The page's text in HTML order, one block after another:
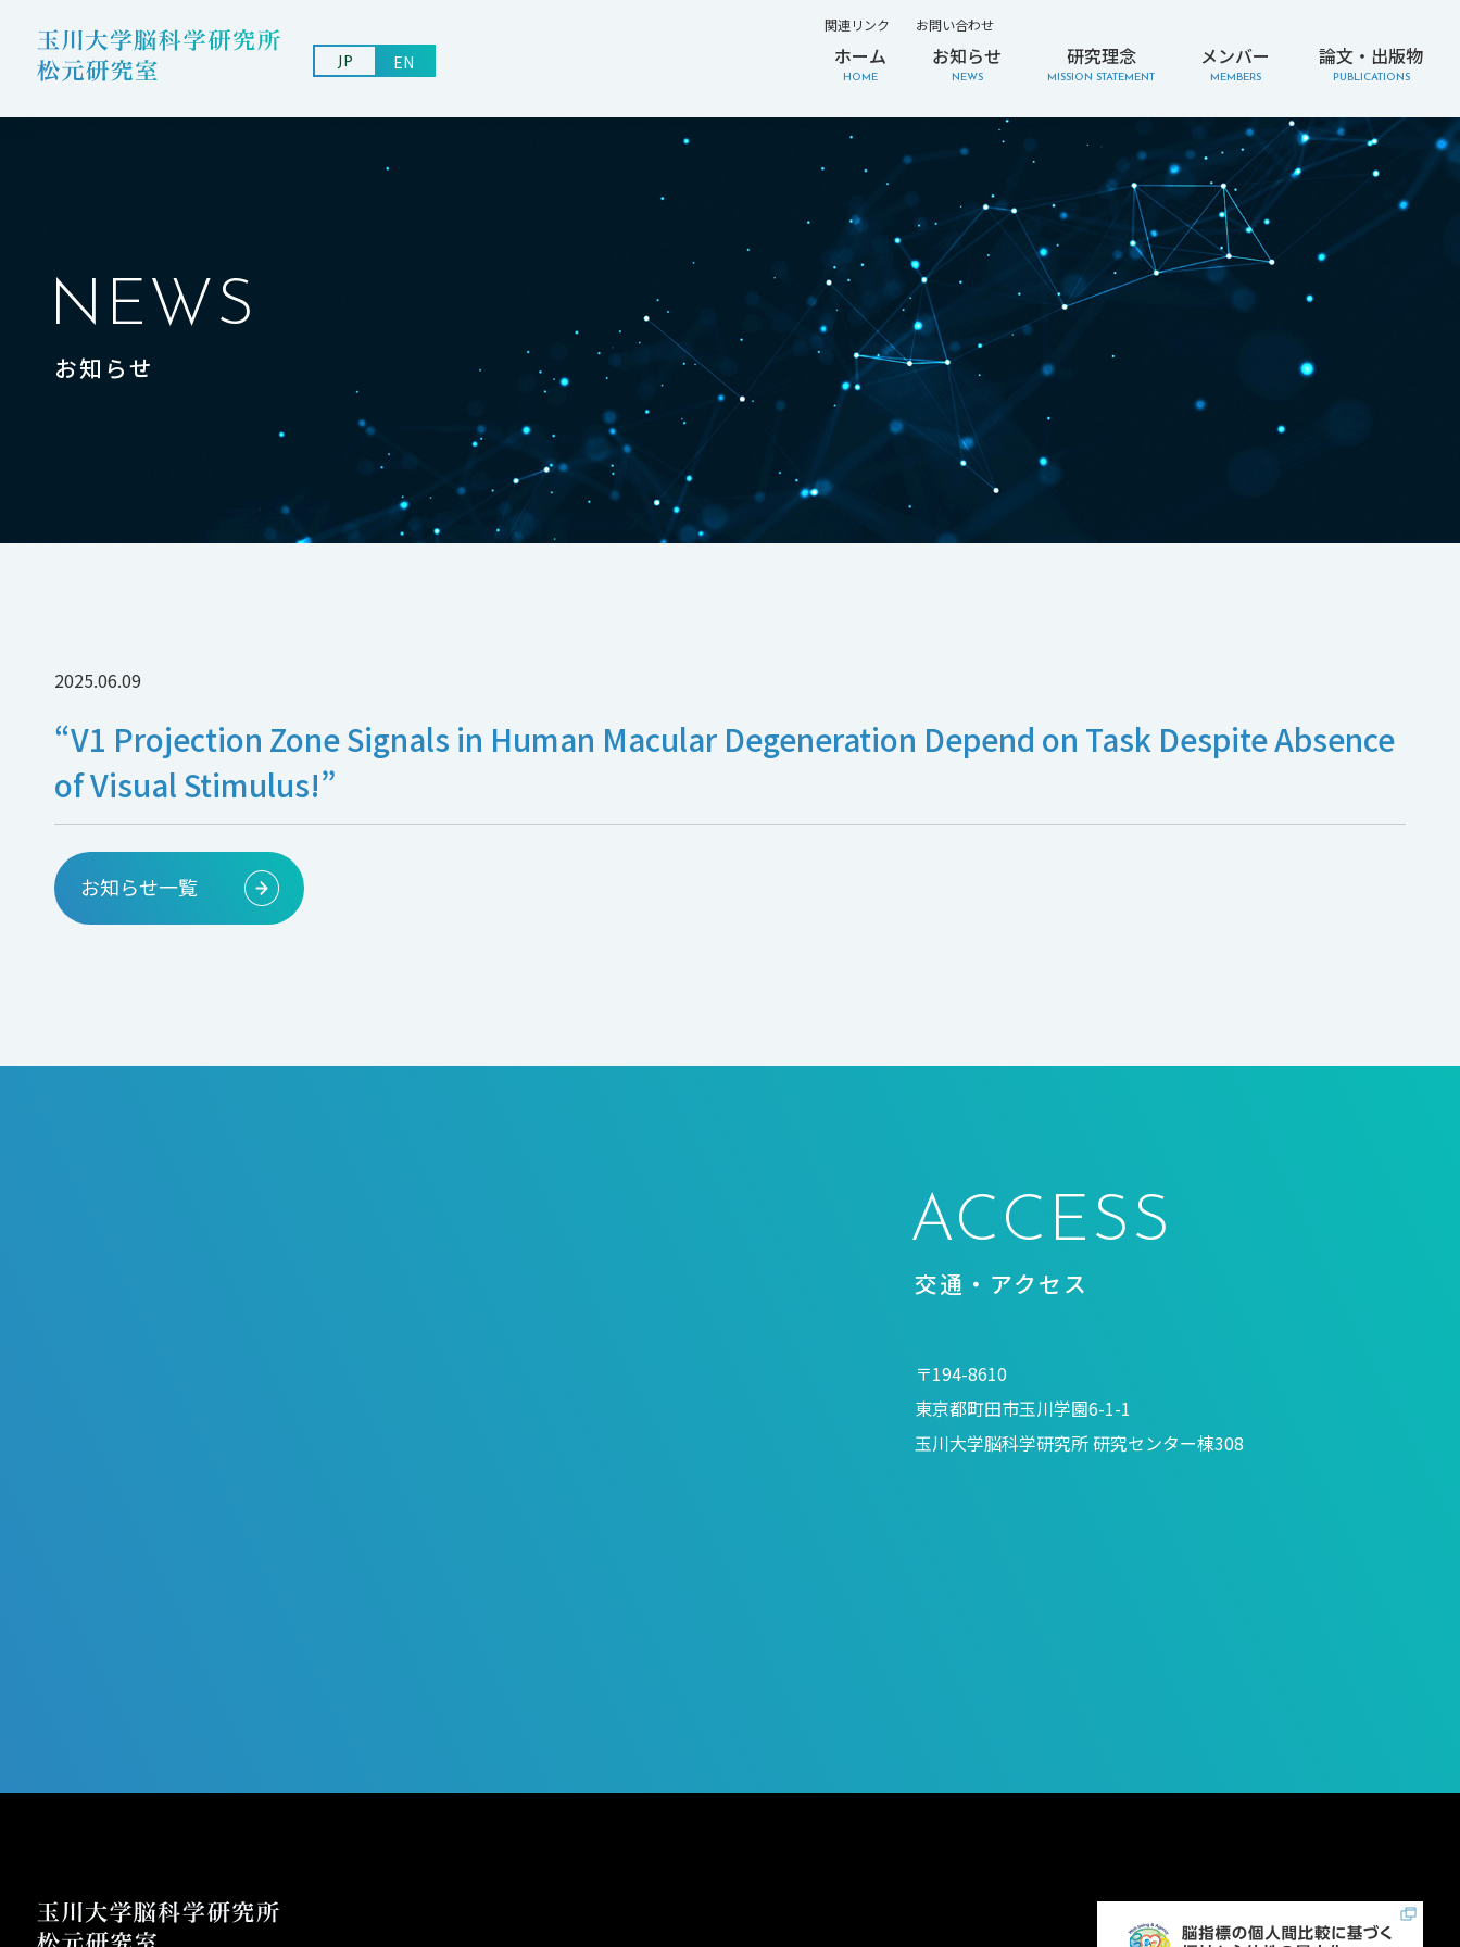
EN
JP
関連リンク お問い合わせ
ホーム
HOME
お知らせ
NEWS
研究理念
MISSION STATEMENT
メンバー
MEMBERS
論文・出版物
PUBLICATIONS
NEWS
お知らせ
2025.06.09
“V1 Projection Zone Signals in Human Macular Degeneration Depend on Task Despite Absence
of Visual Stimulus!”
お知らせ一覧
ACCESS
交通・アクセス
〒194-8610
東京都町田市玉川学園6-1-1
玉川大学脳科学研究所 研究センター棟308